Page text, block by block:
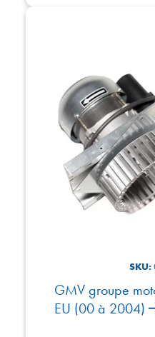
SKU:
GMV groupe
EU (00 à 2004)